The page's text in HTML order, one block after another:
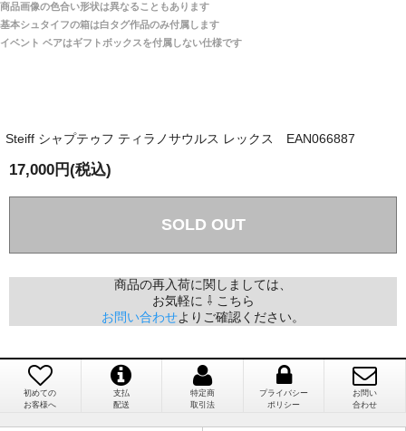
関税はすべて当店にて処理しますのでお客様のご負担
は一切ありません。
国内で一度検品をしますので、決済確認後、２～４
週間でのお届けとなります。
（稀に、通関手続き等に時間がかかり、納期が遅れる
注文のキャンセルは可能ですか？
お取り寄せ商品となっておりますため、仕入先へ発
注後のキャンセルは受け付けかねます。
大阪府 Y・W 様 （男性）
「取り扱っているNetショップで一番信用出来
兵庫県 A・K 様 （女性）
「ベアちゃんの紹介分が丁寧に書かれていたこ
と（いつの作品など）」
埼玉県 K・I 様 （女性）
「購入してから商品到着までメールを何度か頂
商品画像の色合い形状は異なることもあります
基本シュタイフの箱は白タグ作品のみ付属します
イベント ベアはギフトボックスを付属しない仕様です
Steiff シャプテゥフ ティラノサウルス レックス EAN066887
17,000円(税込)
SOLD OUT
商品の再入荷に関しましては、
お気軽に ⇩ こちら
お問い合わせよりご確認ください。
初めての
お客様へ
支払
配送
特定商
取引法
プライバシー
ポリシー
お問い
合わせ